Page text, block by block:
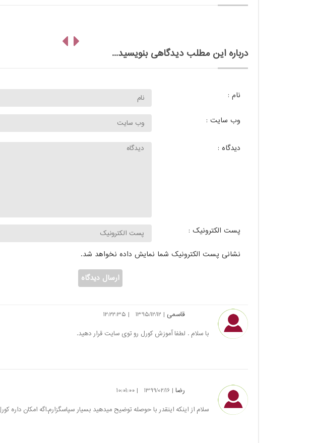
درباره این مطلب دیدگاهی بنویسید...
نام :
وب سایت :
دیدگاه :
پست الکترونیک :
نشانی پست الکترونیک شما نمایش داده نخواهد شد.
قاسمی |
1395/12/12
|
12:22:35
با سلام . لطفا آموزش کورل رو توی سایت قرار دهید.
رضا |
1399/02/16
|
10:01:00
سلام از اینکه اینقدر با حوصله توضیح میدهید بسیار سپاسگزارم.اگه امکان داره